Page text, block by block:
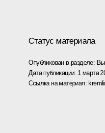
Статус материала
Опубликован в разделе:
Дата публикации: 1 марта
Ссылка на материал: